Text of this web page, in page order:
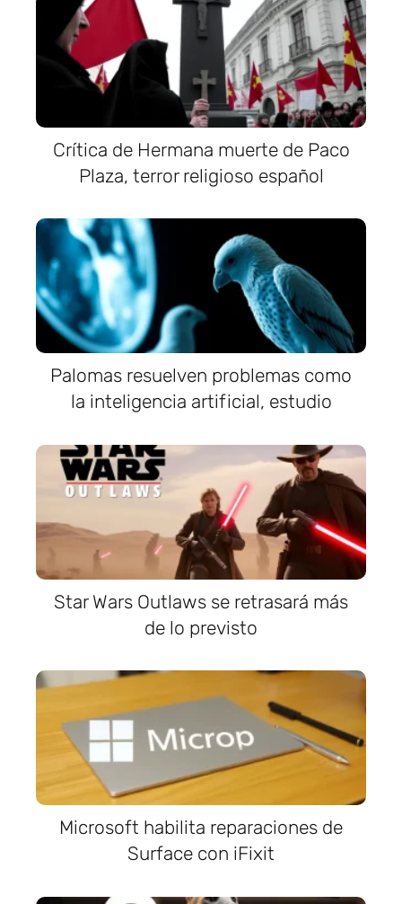
Crítica de Hermana muerte de Paco
Plaza, terror religioso español
Palomas resuelven problemas como
la inteligencia artificial, estudio
Star Wars Outlaws se retrasará más
de lo previsto
Microsoft habilita reparaciones de
Surface con iFixit